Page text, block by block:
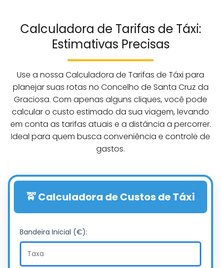
Calculadora de Tarifas de Táxi:
Estimativas Precisas
Use a nossa Calculadora de Tarifas de Táxi para
planejar suas rotas no Concelho de Santa Cruz da
Graciosa. Com apenas alguns cliques, você pode
calcular o custo estimado da sua viagem, levando
em conta as tarifas atuais e a distância a percorrer.
Ideal para quem busca conveniência e controle de
gastos.
🚖 Calculadora de Custos de Táxi
Bandeira Inicial (€):